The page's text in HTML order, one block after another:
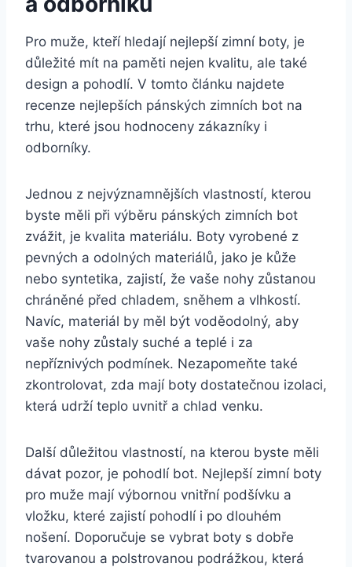
Pro muže, kteří hledají nejlepší zimní boty, je
důležité mít na paměti nejen kvalitu, ⁣ale ⁣také​
design a pohodlí. V tomto článku najdete
recenze‍ nejlepších pánských zimních ⁤bot na
trhu,⁤ které jsou hodnoceny zákazníky i
odborníky.
Jednou ⁢z nejvýznamnějších vlastností, kterou
byste měli při výběru pánských zimních‍ bot
zvážit, je kvalita materiálu. Boty vyrobené z
pevných​ a ⁤odolných ⁤materiálů, jako je kůže
nebo syntetika, zajistí,‍ že vaše nohy zůstanou
chráněné před‌ chladem, sněhem a vlhkostí.
Navíc, materiál by měl být voděodolný, aby
vaše nohy zůstaly suché a teplé i za⁤
nepříznivých ⁢podmínek. Nezapomeňte také
zkontrolovat, ⁤zda mají boty dostatečnou‍ izolaci,
která udrží teplo uvnitř a chlad venku.
Další⁢ důležitou vlastností,‌ na kterou byste měli
dávat‍ pozor, je​ pohodlí bot. ​Nejlepší zimní boty
pro muže ⁢mají výbornou vnitřní podšívku a⁤
vložku, které zajistí pohodlí ⁢i po dlouhém
nošení. Doporučuje se vybrat boty s⁤ dobře
tvarovanou a polstrovanou podrážkou, ‌která